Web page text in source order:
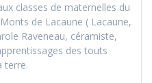
classes de maternelles du
de Lacaune ( Lacaune,
Raveneau, céramiste,
des touts
terre.